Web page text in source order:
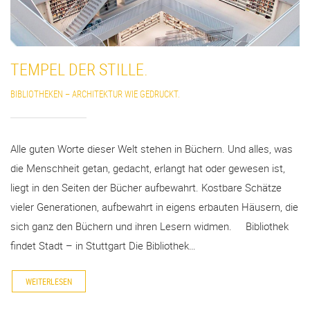
TEMPEL DER STILLE.
BIBLIOTHEKEN – ARCHITEKTUR WIE GEDRUCKT.
Alle guten Worte dieser Welt stehen in Büchern. Und alles, was
die Menschheit getan, gedacht, erlangt hat oder gewesen ist,
liegt in den Seiten der Bücher aufbewahrt. Kostbare Schätze
vieler Generationen, aufbewahrt in eigens erbauten Häusern, die
sich ganz den Büchern und ihren Lesern widmen. Bibliothek
findet Stadt – in Stuttgart Die Bibliothek…
WEITERLESEN